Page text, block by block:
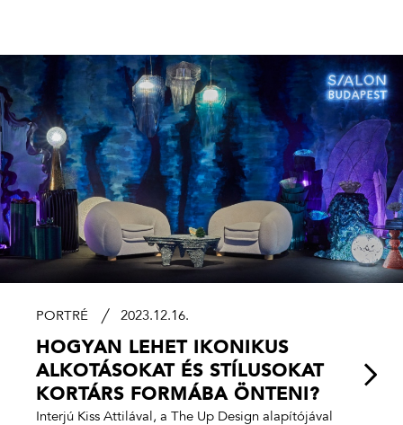
PORTRÉ 2023.12.16.
HOGYAN LEHET IKONIKUS
ALKOTÁSOKAT ÉS STÍLUSOKAT
KORTÁRS FORMÁBA ÖNTENI?
Interjú Kiss Attilával, a The Up Design alapítójával